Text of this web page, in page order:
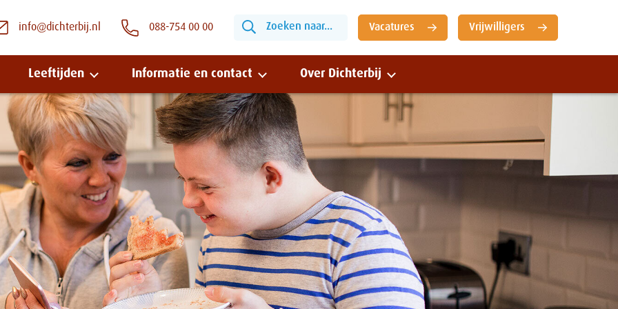
info@dichterbij.nl 088-754 00 00 Zoeken naar... Vacatures Vrijwilligers
Leeftijden Informatie en contact Over Dichterbij
Snel naar:
Wonen bij Dichterbij
Zinvolle dagbesteding
Vrije dagbestedingsplekken